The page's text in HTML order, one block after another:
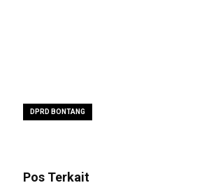
DPRD BONTANG
Pos Terkait